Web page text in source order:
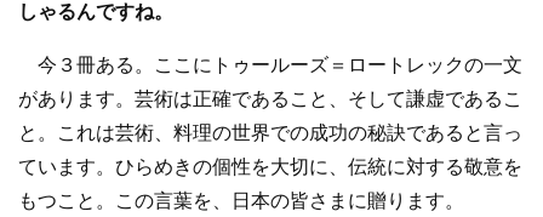
しゃるんですね。
今３冊ある。ここにトゥールーズ＝ロートレックの一文
があります。芸術は正確であること、そして謙虚であるこ
と。これは芸術、料理の世界での成功の秘訣であると言っ
ています。ひらめきの個性を大切に、伝統に対する敬意を
もつこと。この言葉を、日本の皆さまに贈ります。